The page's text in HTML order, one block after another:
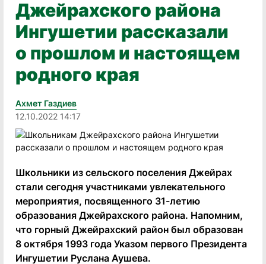
Джейрахского района
Ингушетии рассказали
о прошлом и настоящем
родного края
Ахмет Газдиев
12.10.2022 14:17
Школьники из сельского поселения Джейрах
стали сегодня участниками увлекательного
мероприятия, посвященного 31-летию
образования Джейрахского района. Напомним,
что горный Джейрахский район был образован
8 октября 1993 года Указом первого Президента
Ингушетии Руслана Аушева.